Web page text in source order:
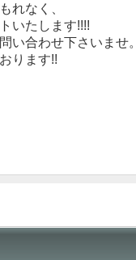
れなく、
いたします!!!!
い合わせ下さいませ。
ります!!